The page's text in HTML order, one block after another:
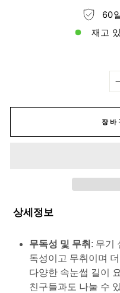
60
재고
장
상세정보
무독성 및 무취 : 무기
독성이고 무취이며
다양한 속눈썹 길이
친구들과도 나눌 수